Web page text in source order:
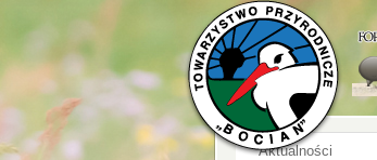
Aktualności